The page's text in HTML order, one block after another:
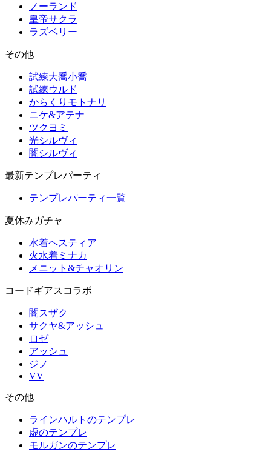
ノーランド
皇帝サクラ
ラズベリー
その他
試練大喬小喬
試練ウルド
からくりモトナリ
ニケ&アテナ
ツクヨミ
光シルヴィ
闇シルヴィ
最新テンプレパーティ
テンプレパーティ一覧
夏休みガチャ
水着ヘスティア
火水着ミナカ
メニット&チャオリン
コードギアスコラボ
闇スザク
サクヤ&アッシュ
ロゼ
アッシュ
ジノ
VV
その他
ラインハルトのテンプレ
虚のテンプレ
モルガンのテンプレ